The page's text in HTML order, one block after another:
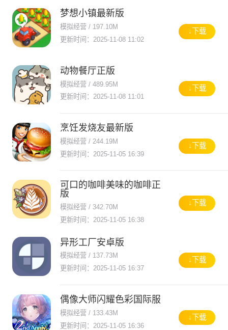
梦想小镇最新版
模拟经营 / 197.10M
更新时间：2025-11-08 11:02
↓下载
动物餐厅正版
模拟经营 / 489.95M
更新时间：2025-11-08 11:01
↓下载
烹饪发烧友最新版
模拟经营 / 244.19M
更新时间：2025-11-05 16:39
↓下载
可口的咖啡美味的咖啡正
版
模拟经营 / 342.70M
更新时间：2025-11-05 16:38
↓下载
异形工厂安卓版
模拟经营 / 137.73M
更新时间：2025-11-05 16:37
↓下载
偶像大师闪耀色彩国际服
模拟经营 / 133.43M
更新时间：2025-11-05 16:36
↓下载